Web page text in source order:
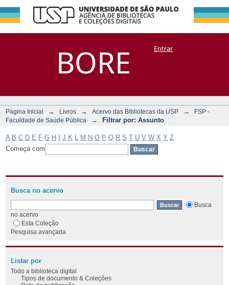
BORE
Filtrar por:
Assunto
DSpace/Manakin + CoriscoEntrar
Página Inicial → Livros → Acervo das Bibliotecas da USP →
FSP -
Faculdade de Saúde Pública
→ Filtrar por: Assunto
A B C D E F G H J K M N O P Q R S T U V W X Y Z
Começa com
Busca no acervo
Busca
no acervo
Esta Coleção
Pesquisa avançada
Listar por
Todo a biblioteca digital
Tipos de documento & Coleções